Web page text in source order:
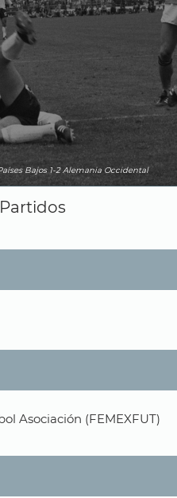
Bajos 1-2 Alemania Occidental
Partidos
Asociación (FEMEXFUT)